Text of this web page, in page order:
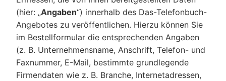
(hier: „Angaben“) innerhalb des Das-Telefonbuch-
Angebotes zu veröffentlichen. Hierzu können Sie
im Bestellformular die entsprechenden Angaben
(z. B. Unternehmensname, Anschrift, Telefon- und
Faxnummer, E-Mail, bestimmte grundlegende
Firmendaten wie z. B. Branche, Internetadressen,